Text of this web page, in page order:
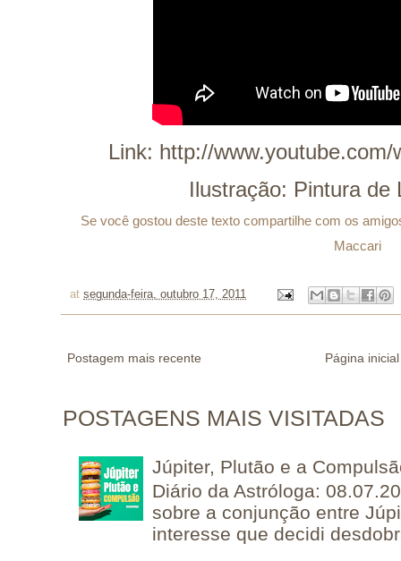
Link: http://
Ilustração: Pintura de
Se você gostou deste texto compartilhe com os
Maccari
at segunda-feira, outubro 17, 2011
Postagem mais recente Página inicial
POSTAGENS MAIS VISITADAS
Júpiter, Plutão e a
Diário da Astróloga:
sobre a conjunção entre
interesse que decidi